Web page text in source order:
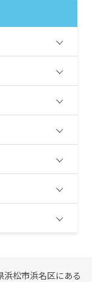
浜松市浜名区にある